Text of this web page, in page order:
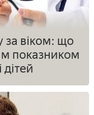
за віком: що
показником
дітей